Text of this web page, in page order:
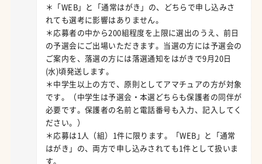
＊「WEB」と「通常はがき」の、どちらで申し込みさ
れても選考に影響はありません。
＊応募者の中から200組程度を上限に選出のうえ、前日
の予選会にご出場いただきます。当選の方には予選会の
ご案内を、落選の方には落選通知をはがきで9月20日
(水)頃発送します。
＊中学生以上の方で、原則としてアマチュアの方が対象
です。（中学生は予選会・本選どちらも保護者の同伴が
必要です。保護者の名前と電話番号も入力、記入してく
ださい。）
＊応募は1人（組）1件に限ります。「WEB」と「通常
はがき」の、両方で申し込みされても1件として扱いま
す。